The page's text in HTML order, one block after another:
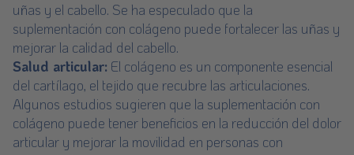
uñas y el cabello. Se ha especulado que la
suplementación con colágeno puede fortalecer las uñas y
mejorar la calidad del cabello.
Salud articular: El colágeno es un componente esencial
del cartílago, el tejido que recubre las articulaciones.
Algunos estudios sugieren que la suplementación con
colágeno puede tener beneficios en la reducción del dolor
articular y mejorar la movilidad en personas con